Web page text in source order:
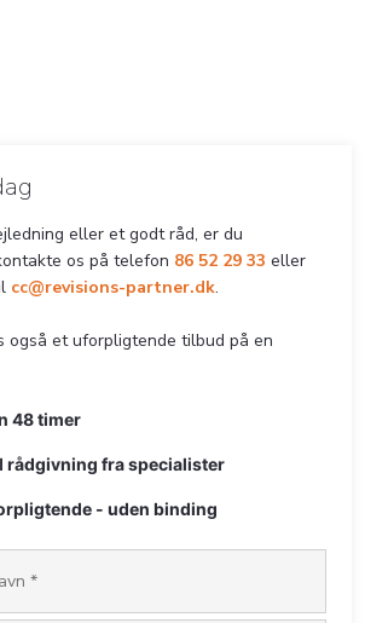
eller et godt råd, er du
os på telefon 86 52 29 33 eller
cc@revisions-partner.dk.
også et uforpligtende tilbud på en
48 timer​
rådgivning fra specialister
- uden binding